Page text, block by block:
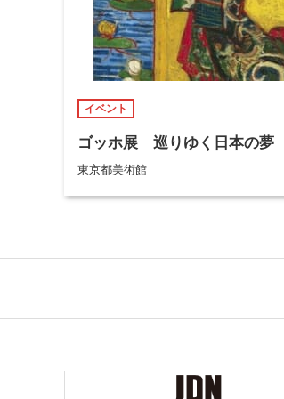
イベント
ゴッホ展 巡りゆく日本の夢
東京都美術館